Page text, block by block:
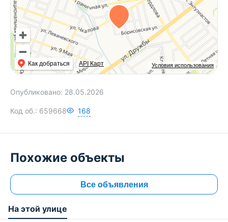
Условия использования
Как добраться API Карт
Опубликовано: 28.05.2026
Код об.: 659668 168
Похожие объекты
Все объявления
На этой улице